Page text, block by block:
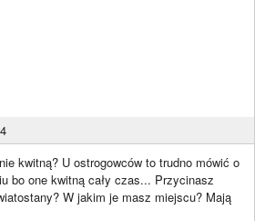
kwitną? U ostrogowców to trudno mówić o
bo one kwitną cały czas... Przycinasz
W jakim je masz miejscu? Mają